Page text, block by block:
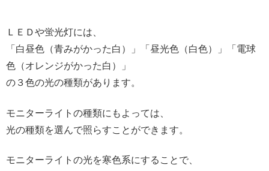
ＬＥＤや蛍光灯には、
「白昼色（青みがかった白）」「昼光色（白色）」「電球
色（オレンジがかった白）」
の３色の光の種類があります。
モニターライトの種類にもよっては、
光の種類を選んで照らすことができます。
モニターライトの光を寒色系にすることで、